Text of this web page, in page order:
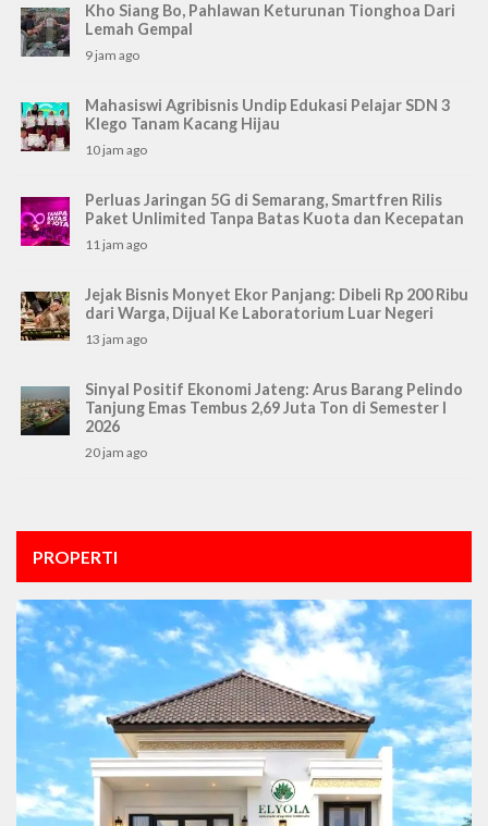
Kho Siang Bo, Pahlawan Keturunan Tionghoa Dari
Lemah Gempal
9 jam ago
Mahasiswi Agribisnis Undip Edukasi Pelajar SDN 3
Klego Tanam Kacang Hijau
10 jam ago
Perluas Jaringan 5G di Semarang, Smartfren Rilis
Paket Unlimited Tanpa Batas Kuota dan Kecepatan
11 jam ago
Jejak Bisnis Monyet Ekor Panjang: Dibeli Rp 200 Ribu
dari Warga, Dijual Ke Laboratorium Luar Negeri
13 jam ago
Sinyal Positif Ekonomi Jateng: Arus Barang Pelindo
Tanjung Emas Tembus 2,69 Juta Ton di Semester I
2026
20 jam ago
PROPERTI